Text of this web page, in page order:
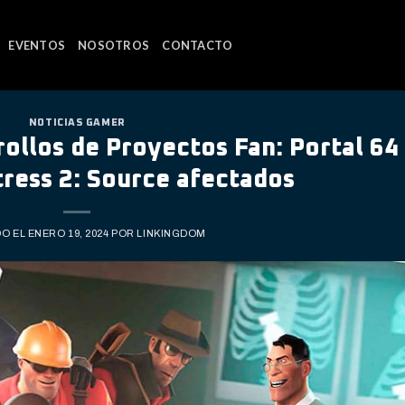
EVENTOS NOSOTROS CONTACTO
NOTICIAS GAMER
de Proyectos Fan: Portal 64
2: Source afectados
EL ENERO 19, 2024 POR LINKINGDOM